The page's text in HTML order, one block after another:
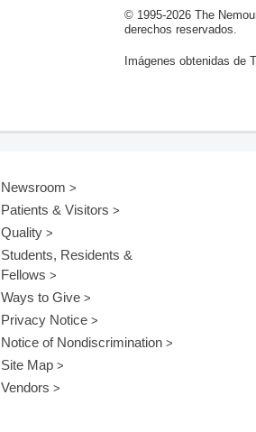
© 1995-2026 The
derechos reservados.
Imágenes obtenidas de
Newsroom
Patients & Visitors
Quality
Students, Residents &
Fellows
Ways to Give
Privacy Notice
Notice of Nondiscrimination
Site Map
Vendors